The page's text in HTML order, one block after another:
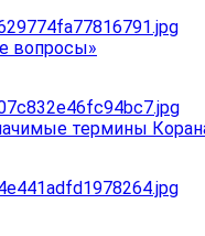
вопросы»
термины